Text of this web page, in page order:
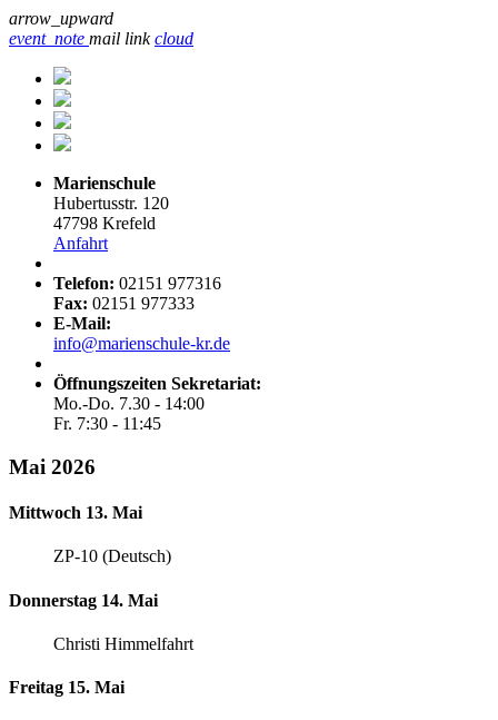
arrow_upward
event_note mail link cloud
Marienschule
Hubertusstr. 120
47798 Krefeld
Anfahrt
Telefon: 02151 977316
Fax: 02151 977333
E-Mail:
info@marienschule-kr.de
Öffnungszeiten Sekretariat:
Mo.-Do. 7.30 - 14:00
Fr. 7:30 - 11:45
Mai 2026
Mittwoch 13. Mai
ZP-10 (Deutsch)
Donnerstag 14. Mai
Christi Himmelfahrt
Freitag 15. Mai